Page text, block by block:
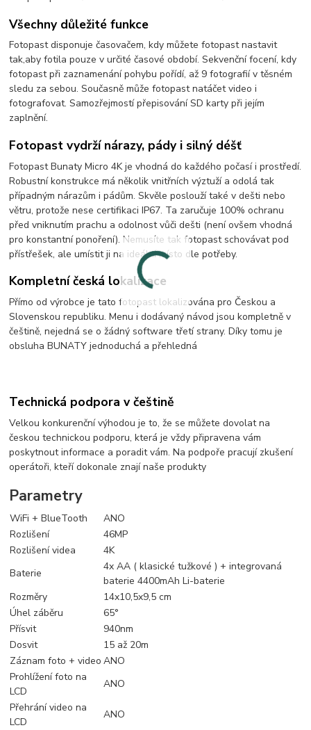
Všechny důležité funkce
Fotopast disponuje časovačem, kdy můžete fotopast nastavit
tak,aby fotila pouze v určité časové období. Sekvenční focení, kdy
fotopast při zaznamenání pohybu pořídí, až 9 fotografií v těsném
sledu za sebou. Současně může fotopast natáčet video i
fotografovat. Samozřejmostí přepisování SD karty při jejím
zaplnění.
Fotopast vydrží nárazy, pády i silný déšť
Fotopast Bunaty Micro 4K je vhodná do každého počasí i prostředí.
Robustní konstrukce má několik vnitřních výztuží a odolá tak
případným nárazům i pádům. Skvěle poslouží také v dešti nebo
větru, protože nese certifikaci IP67. Ta zaručuje 100% ochranu
před vniknutím prachu a odolnost vůči dešti (není ovšem vhodná
pro konstantní ponoření). Nemusíte tak fotopast schovávat pod
přístřešek, ale umístit ji na ideální místo dle potřeby.
Kompletní česká lokalizace
Přímo od výrobce je tato fotopast lokalizována pro Českou a
Slovenskou republiku. Menu i dodávaný návod jsou kompletně v
češtině, nejedná se o žádný software třetí strany. Díky tomu je
obsluha BUNATY jednoduchá a přehledná
Technická podpora v češtině
Velkou konkurenční výhodou je to, že se můžete dovolat na
českou technickou podporu, která je vždy připravena vám
poskytnout informace a poradit vám. Na podpoře pracují zkušení
operátoři, kteří dokonale znají naše produkty
Parametry
WiFi + BlueTooth
ANO
Rozlišení
46MP
Rozlišení videa
4K
Baterie
4x AA ( klasické tužkové ) + integrovaná
baterie 4400mAh Li-baterie
Rozměry
14x10,5x9,5 cm
Úhel záběru
65°
Přísvit
940nm
Dosvit
15 až 20m
Záznam foto + video ANO
Prohlížení foto na
LCD
ANO
Přehrání video na
LCD
ANO